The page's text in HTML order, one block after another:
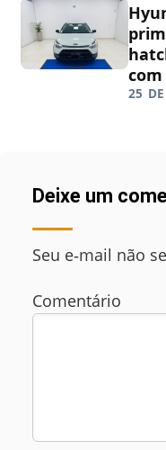
com
25
Deixe um
Seu e‑mail não
Comentário